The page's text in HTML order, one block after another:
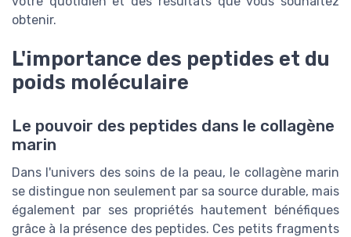
obtenir.
L'importance des peptides et du
poids moléculaire
Le pouvoir des peptides dans le collagène
marin
Dans l'univers des soins de la peau, le collagène marin
se distingue non seulement par sa source durable, mais
également par ses propriétés hautement bénéfiques
grâce à la présence des peptides. Ces petits fragments